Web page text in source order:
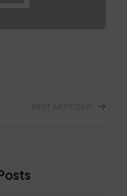
NEXT ARTICOLO